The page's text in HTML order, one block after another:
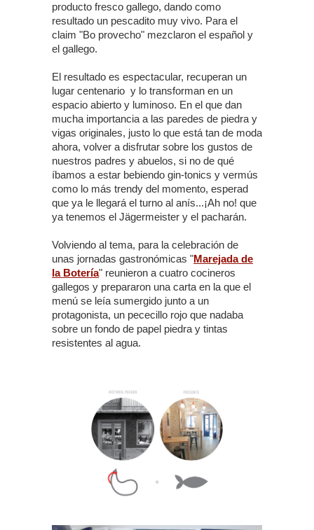
producto fresco gallego, dando como
resultado un pescadito muy vivo. Para el
claim "Bo provecho" mezclaron el español y
el gallego.
El resultado es espectacular, recuperan un
lugar centenario y lo transforman en un
espacio abierto y luminoso. En el que dan
mucha importancia a las paredes de piedra y
vigas originales, justo lo que está tan de moda
ahora, volver a disfrutar sobre los gustos de
nuestros padres y abuelos, si no de qué
íbamos a estar bebiendo gin-tonics y vermús
como lo más trendy del momento, esperad
que ya le llegará el turno al anís...¡Ah no! que
ya tenemos el Jägermeister y el pacharán.
Volviendo al tema, para la celebración de
unas jornadas gastronómicas "Marejada de
la Botería" reunieron a cuatro cocineros
gallegos y prepararon una carta en la que el
menú se leía sumergido junto a un
protagonista, un pececillo rojo que nadaba
sobre un fondo de papel piedra y tintas
resistentes al agua.